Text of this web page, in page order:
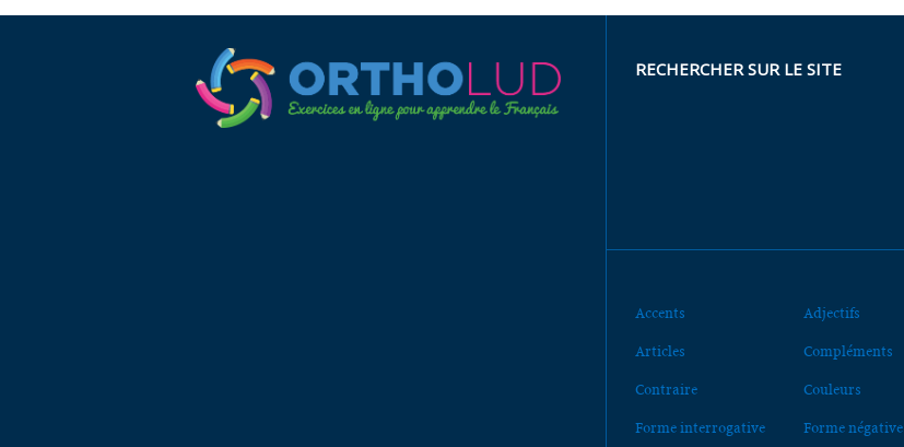
RECHERCHER SUR LE SITE
Accents Adjectifs
Articles Compléments
Contraire Couleurs
Forme interrogative Forme négative